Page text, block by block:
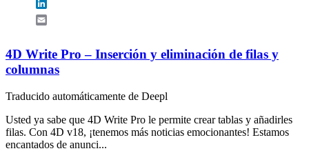
4D Write Pro – Inserción y eliminación de filas y
columnas
Traducido automáticamente de Deepl
Usted ya sabe que 4D Write Pro le permite crear tablas y añadirles
filas. Con 4D v18, ¡tenemos más noticias emocionantes! Estamos
encantados de anunci...